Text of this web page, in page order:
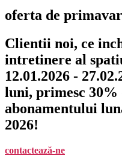
oferta de
Clientii noi, ce
intretinere al
12.01.2026 -
luni, primesc
abonamentului
2026!
contactează-ne